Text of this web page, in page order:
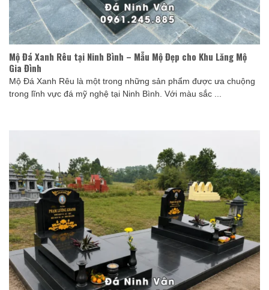
Mộ Đá Xanh Rêu tại Ninh Bình – Mẫu Mộ Đẹp cho Khu Lăng Mộ
Gia Đình
Mộ Đá Xanh Rêu là một trong những sản phẩm được ưa chuộng
trong lĩnh vực đá mỹ nghệ tại Ninh Bình. Với màu sắc ...